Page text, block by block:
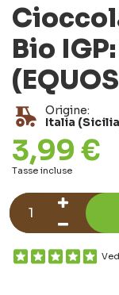
Bio
Origine:
Italia
3,99 €
Tasse incluse